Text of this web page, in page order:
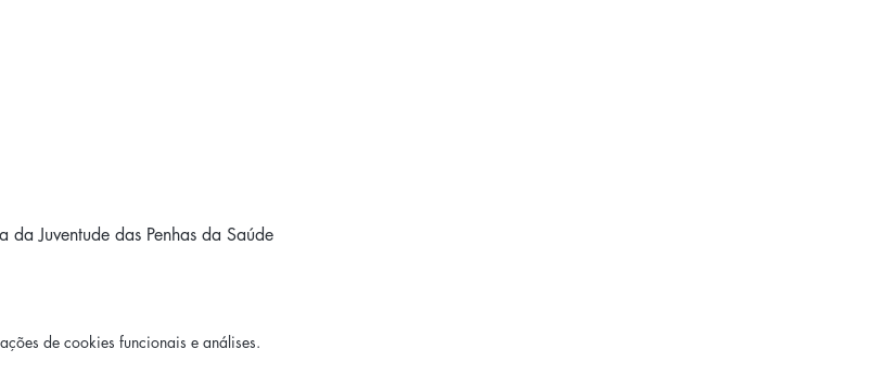
Juventude das Penhas da Saúde
de cookies funcionais e análises.